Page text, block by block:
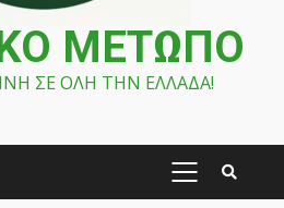
ΜΕΤΩΠΟ
ΣΕ ΟΛΗ ΤΗΝ ΕΛΛΑΔΑ!
PRIMARY